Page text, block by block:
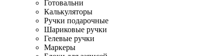
Готовальни
Калькуляторы
Ручки подарочные
Шариковые ручки
Гелевые ручки
Маркеры